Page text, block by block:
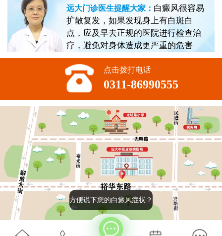
远大门诊医生提醒大家： 白癜风很容易
扩散复发，如果发现身上有白斑白
点，应及早去正规的医院进行检查治
疗，避免对身体造成更严重的危害
点击拨打电话
0311-86990555
方便说下您的白癜风症状？